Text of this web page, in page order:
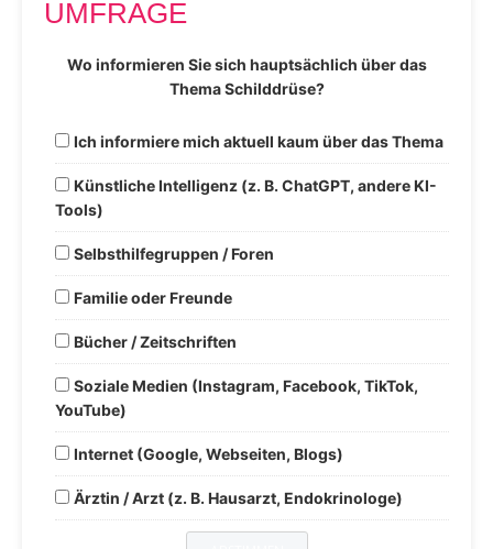
UMFRAGE
Wo informieren Sie sich hauptsächlich über das
Thema Schilddrüse?
Ich informiere mich aktuell kaum über das Thema
Künstliche Intelligenz (z. B. ChatGPT, andere KI-
Tools)
Selbsthilfegruppen / Foren
Familie oder Freunde
Bücher / Zeitschriften
Soziale Medien (Instagram, Facebook, TikTok,
YouTube)
Internet (Google, Webseiten, Blogs)
Ärztin / Arzt (z. B. Hausarzt, Endokrinologe)